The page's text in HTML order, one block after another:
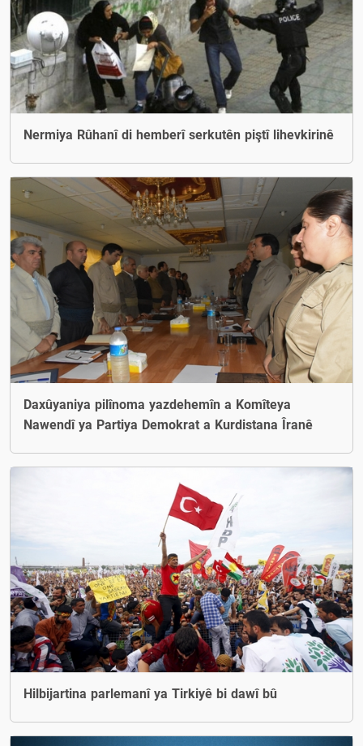
Nermiya Rûhanî di hemberî serkutên piştî lihevkirinê
Daxûyaniya pilînoma yazdehemîn a Komîteya
Nawendî ya Partiya Demokrat a Kurdistana Îranê
Hilbijartina parlemanî ya Tirkiyê bi dawî bû